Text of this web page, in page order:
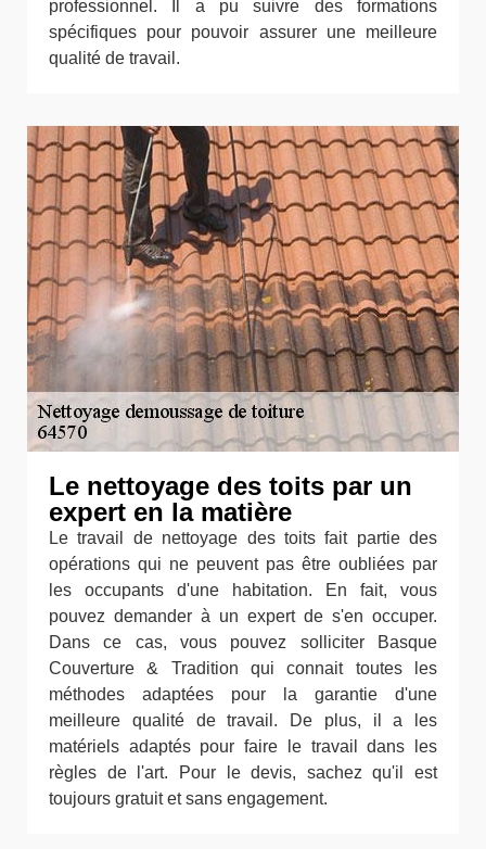
professionnel. Il a pu suivre des formations
spécifiques pour pouvoir assurer une meilleure
qualité de travail.
Le nettoyage des toits par un
expert en la matière
Le travail de nettoyage des toits fait partie des
opérations qui ne peuvent pas être oubliées par
les occupants d'une habitation. En fait, vous
pouvez demander à un expert de s'en occuper.
Dans ce cas, vous pouvez solliciter Basque
Couverture & Tradition qui connait toutes les
méthodes adaptées pour la garantie d'une
meilleure qualité de travail. De plus, il a les
matériels adaptés pour faire le travail dans les
règles de l'art. Pour le devis, sachez qu'il est
toujours gratuit et sans engagement.